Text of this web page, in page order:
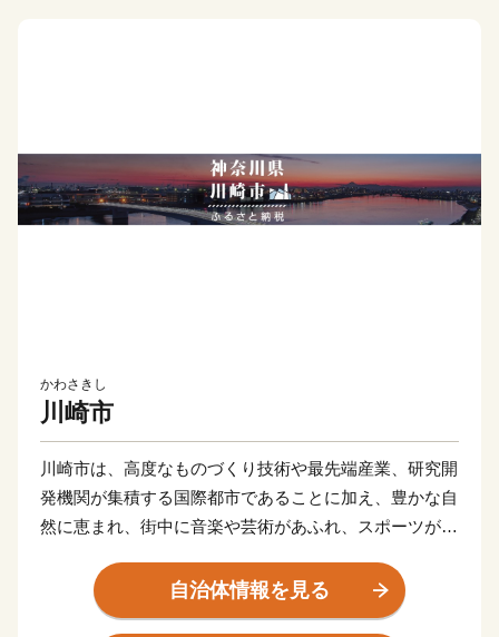
かわさきし
川崎市
川崎市は、高度なものづくり技術や最先端産業、研究開
発機関が集積する国際都市であることに加え、豊かな自
然に恵まれ、街中に音楽や芸術があふれ、スポーツが盛
が笑顔になれる「最幸のまち かわさき」を目指し、さ
まざまな取組を進めています。
自治体情報を見る